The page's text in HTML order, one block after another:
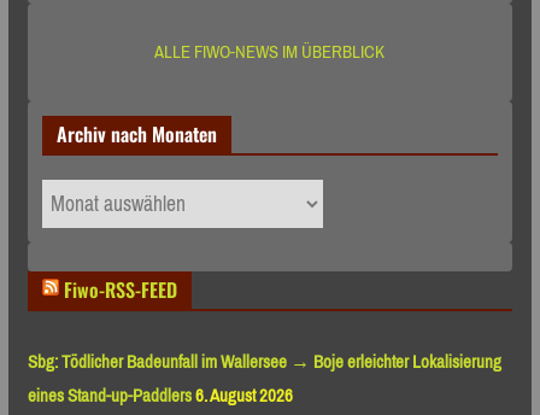
ALLE FIWO-NEWS IM ÜBERBLICK
Archiv nach Monaten
Archiv
nach
Fiwo-RSS-FEED
Sbg: Tödlicher Badeunfall im Wallersee → Boje erleichter Lokalisierung
eines Stand-up-Paddlers6. August 2026